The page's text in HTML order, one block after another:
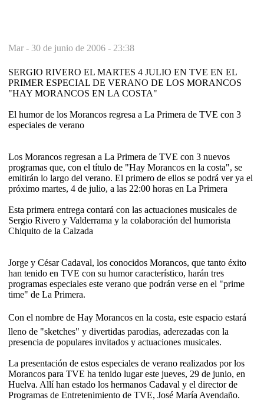
Mar - 30 de junio de 2006 - 23:38
SERGIO RIVERO EL MARTES 4 JULIO EN TVE EN EL
PRIMER ESPECIAL DE VERANO DE LOS MORANCOS
"HAY MORANCOS EN LA COSTA"
El humor de los Morancos regresa a La Primera de TVE con 3
especiales de verano
Los Morancos regresan a La Primera de TVE con 3 nuevos
programas que, con el título de "Hay Morancos en la costa", se
emitirán lo largo del verano. El primero de ellos se podrá ver ya el
próximo martes, 4 de julio, a las 22:00 horas en La Primera
Esta primera entrega contará con las actuaciones musicales de
Sergio Rivero y Valderrama y la colaboración del humorista
Chiquito de la Calzada
Jorge y César Cadaval, los conocidos Morancos, que tanto éxito
han tenido en TVE con su humor característico, harán tres
programas especiales este verano que podrán verse en el "prime
time" de La Primera.
Con el nombre de Hay Morancos en la costa, este espacio estará
lleno de "sketches" y divertidas parodias, aderezadas con la
presencia de populares invitados y actuaciones musicales.
La presentación de estos especiales de verano realizados por los
Morancos para TVE ha tenido lugar este jueves, 29 de junio, en
Huelva. Allí han estado los hermanos Cadaval y el director de
Programas de Entretenimiento de TVE, José María Avendaño.